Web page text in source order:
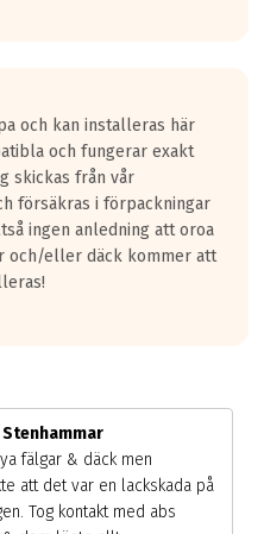
och kan installeras här
och fungerar exakt
skickas från vår
försäkras i förpackningar
ingen anledning att oroa
och/eller däck kommer att
Stenhammar
fälgar & däck men
att det var en lackskada på
Tog kontakt med abs